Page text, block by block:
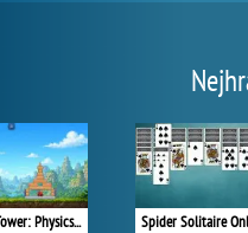
One Shot Tower: Physics Destroyer Spider Solitaire